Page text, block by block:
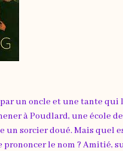
un oncle et une tante
à Poudlard, une école
un sorcier doué. Mais quel
le nom ? Amitié,